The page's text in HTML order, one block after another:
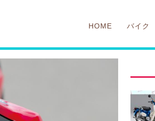
HOME バイク